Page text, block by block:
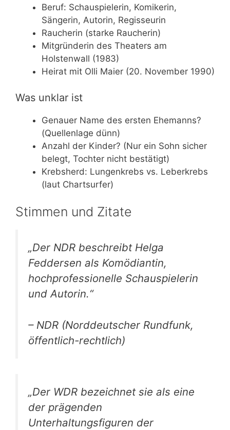
Beruf: Schauspielerin, Komikerin,
Sängerin, Autorin, Regisseurin
Raucherin (starke Raucherin)
Mitgründerin des Theaters am
Holstenwall (1983)
Heirat mit Olli Maier (20. November 1990)
Was unklar ist
Genauer Name des ersten Ehemanns?
(Quellenlage dünn)
Anzahl der Kinder? (Nur ein Sohn sicher
belegt, Tochter nicht bestätigt)
Krebsherd: Lungenkrebs vs. Leberkrebs
(laut Chartsurfer)
Stimmen und Zitate
„Der NDR beschreibt Helga
Feddersen als Komödiantin,
hochprofessionelle Schauspielerin
und Autorin.“
– NDR (Norddeutscher Rundfunk,
öffentlich-rechtlich)
„Der WDR bezeichnet sie als eine
der prägenden
Unterhaltungsfiguren der